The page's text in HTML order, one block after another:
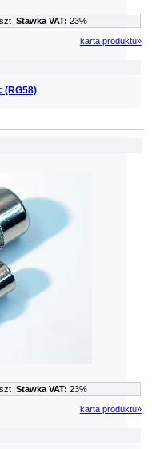
(RG58)
szt Stawka VAT: 23%
karta produktu»
szt Stawka VAT: 23%
karta produktu»